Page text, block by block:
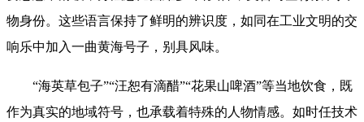
物身份。这些语言保持了鲜明的辨识度，如同在工业文明的交
响乐中加入一曲黄海号子，别具风味。
“海英草包子”“汪恕有滴醋”“花果山啤酒”等当地饮食，既
作为真实的地域符号，也承载着特殊的人物情感。如时任技术